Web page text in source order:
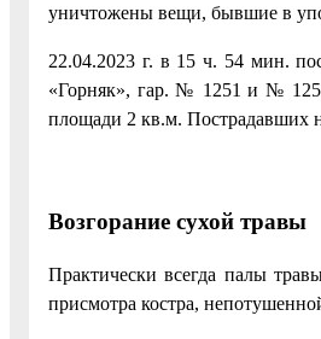
уничтожены вещи, бывшие в
22.04.2023 г. в 15 ч. 54 мин.
«Горняк», гар. № 1251 и №
площади 2 кв.м. Пострадавших
Возгорание сухой травы
Практически всегда палы
присмотра костра,